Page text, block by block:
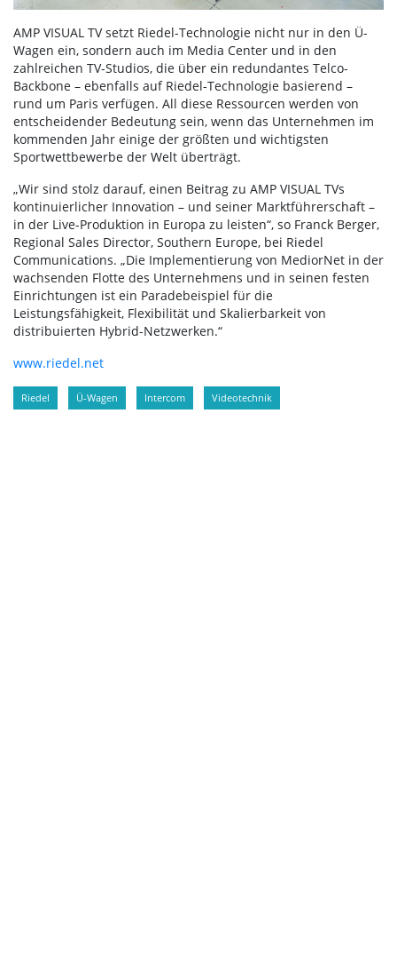
AMP VISUAL TV setzt Riedel-Technologie nicht nur in den Ü-
Wagen ein, sondern auch im Media Center und in den
zahlreichen TV-Studios, die über ein redundantes Telco-
Backbone – ebenfalls auf Riedel-Technologie basierend –
rund um Paris verfügen. All diese Ressourcen werden von
entscheidender Bedeutung sein, wenn das Unternehmen im
kommenden Jahr einige der größten und wichtigsten
Sportwettbewerbe der Welt überträgt.
„Wir sind stolz darauf, einen Beitrag zu AMP VISUAL TVs
kontinuierlicher Innovation – und seiner Marktführerschaft –
in der Live-Produktion in Europa zu leisten“, so Franck Berger,
Regional Sales Director, Southern Europe, bei Riedel
Communications. „Die Implementierung von MediorNet in der
wachsenden Flotte des Unternehmens und in seinen festen
Einrichtungen ist ein Paradebeispiel für die
Leistungsfähigkeit, Flexibilität und Skalierbarkeit von
distribuierten Hybrid-Netzwerken.“
www.riedel.net
Riedel Ü-Wagen Intercom Videotechnik